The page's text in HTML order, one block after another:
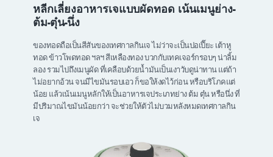
หลีกเลี่ยงอาหารเจแบบผัดทอด เน้นเมนูย่าง-
ต้ม-ตุ๋น-นึ่ง
ของทอดถือเป็นสีสันของเทศกาลกินเจ ไม่ว่าจะเป็นปอเปี๊ยะ เต้าหู
ทอด ข้าวโพดทอด ฯลฯ สีเหลืองทอง บวกกับเทคเจอร์กรอบๆ น่าลิ้ม
ลอง รวมไปถึงเมนูผัด ที่เคลือบด้วยน้ำมันเป็นเงาวับดูน่าทาน แต่ถ้า
ไม่อยากอ้วน จนมีไขมันรอบเอว ก็ขอให้งดไว้ก่อน หรือบริโภคแต่
น้อย แล้วเน้นเมนูหลักให้เป็นอาหารเจประเภทย่าง ต้ม ตุ๋น หรือนึ่ง ที่
มีปริมาณไขมันน้อยกว่า จะช่วยให้ตัวไม่บวมหลังหมดเทศกาลกิน
เจ